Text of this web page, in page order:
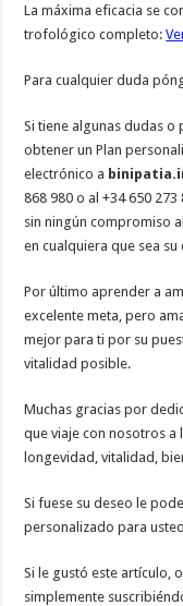
La máxima eficacia se
trofológico completo:
Para cualquier duda
Si tiene algunas dudas o
obtener un Plan
electrónico a
868 980 o al +34 650
sin ningún compromiso
en cualquiera que sea su
Por último aprender a
excelente meta, pero
mejor para ti por su
vitalidad posible.
Muchas gracias por
que viaje con nosotros a
longevidad, vitalidad,
Si fuese su deseo le
personalizado para
Si le gustó este artículo,
simplemente